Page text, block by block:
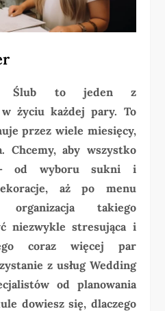
Ślub to jeden z
życiu każdej pary. To
przez wiele miesięcy,
Chcemy, aby wszystko
– od wyboru sukni i
aż po menu
takiego
niezwykle stresująca i
coraz więcej par
z usług Wedding
od planowania
dowiesz się, dlaczego